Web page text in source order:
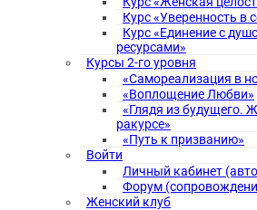
Курс «Уверенность в
Курс «Единение с
ресурсами»
Курсы 2-го уровня
«Самореализация в
«Воплощение Любви»
«Глядя из будущего.
ракурсе»
«Путь к призванию»
Войти
Личный кабинет
Форум
Женский клуб